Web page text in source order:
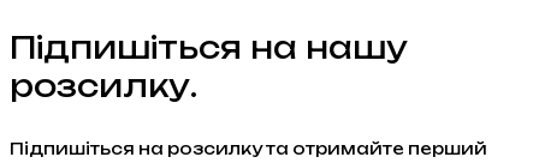
Підпишіться на нашу
розсилку.
Підпишіться на розсилку та отримайте перший